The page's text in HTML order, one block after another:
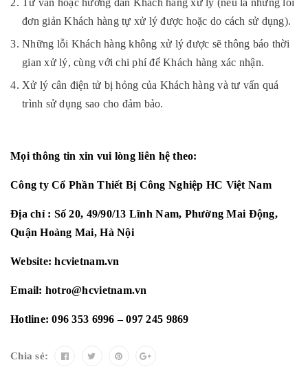
đơn giản Khách hàng tự xử lý được hoặc do cách sử dụng).
Những lỗi Khách hàng không xử lý được sẽ thông báo thời
gian xử lý, cùng với chi phí để Khách hàng xác nhận.
Xử lý cân điện tử bị hỏng của Khách hàng và tư vấn quá
trình sử dụng sao cho đảm bảo.
Mọi thông tin xin vui lòng liên hệ theo:
Công ty Cổ Phần Thiết Bị Công Nghiệp HC Việt Nam
Địa chỉ : Số 20, 49/90/13 Lĩnh Nam, Phường Mai Động,
Quận Hoàng Mai, Hà Nội
Website:hcvietnam.vn
Email: hotro@hcvietnam.vn
Hotline: 096 353 6996 – 097 245 9869
Chia sẻ: